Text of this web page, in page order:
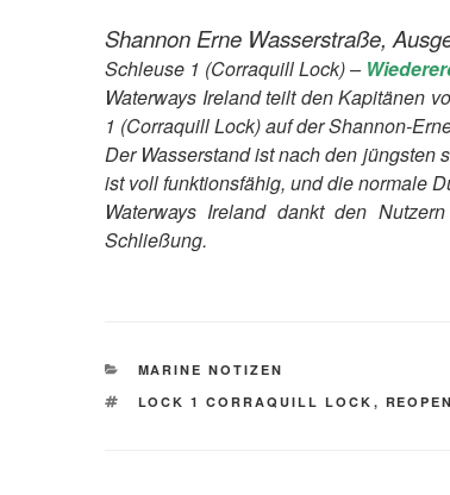
Shannon Erne Wasserstraße,
Schleuse 1 (Corraquill Lock) –
Waterways Ireland teilt den Kapitänen
1 (Corraquill Lock) auf der Shannon-
Der Wasserstand ist nach den jüngsten
ist voll funktionsfähig, und die normale
Waterways Ireland dankt den
Schließung.
KATEGORIEN
MARINE NOTIZEN
SCHLAGWÖRTER
LOCK 1 CORRAQUILL LOCK ,